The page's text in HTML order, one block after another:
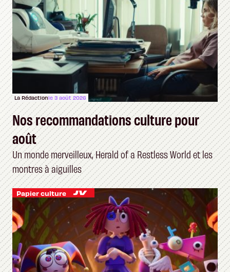
La Rédactionle 3 août 2026
Nos recommandations culture pour
août
Un monde merveilleux, Herald of a Restless World et les
montres à aiguilles
Papier culture